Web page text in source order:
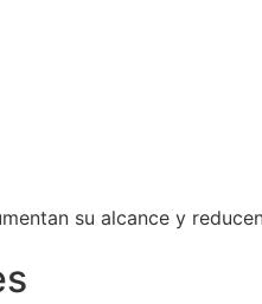
su alcance y